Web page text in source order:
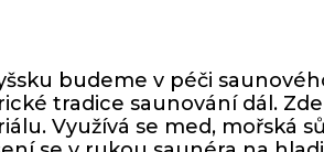
budeme v péči
tradice saunování dál.
Využívá se med, mořská